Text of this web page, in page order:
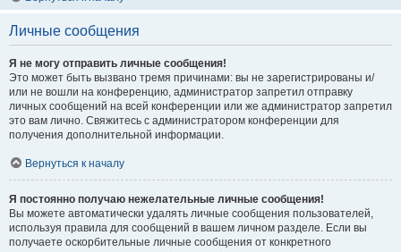
Личные сообщения
Я не могу отправить личные сообщения!
Это может быть вызвано тремя причинами: вы не зарегистрированы и/
или не вошли на конференцию, администратор запретил отправку
личных сообщений на всей конференции или же администратор запретил
это вам лично. Свяжитесь с администратором конференции для
получения дополнительной информации.
Вернуться к началу
Я постоянно получаю нежелательные личные сообщения!
Вы можете автоматически удалять личные сообщения пользователей,
используя правила для сообщений в вашем личном разделе. Если вы
получаете оскорбительные личные сообщения от конкретного